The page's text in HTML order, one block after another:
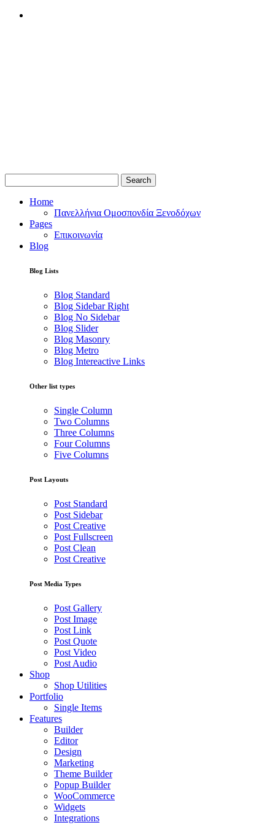
Search
Home
Πανελλήνια Ομοσπονδία Ξενοδόχων
Pages
Επικοινωνία
Blog
Blog Lists
Blog Standard
Blog Sidebar Right
Blog No Sidebar
Blog Slider
Blog Masonry
Blog Metro
Blog Intereactive Links
Other list types
Single Column
Two Columns
Three Columns
Four Columns
Five Columns
Post Layouts
Post Standard
Post Sidebar
Post Creative
Post Fullscreen
Post Clean
Post Creative
Post Media Types
Post Gallery
Post Image
Post Link
Post Quote
Post Video
Post Audio
Shop
Shop Utilities
Portfolio
Single Items
Features
Builder
Editor
Design
Marketing
Theme Builder
Popup Builder
WooCommerce
Widgets
Integrations